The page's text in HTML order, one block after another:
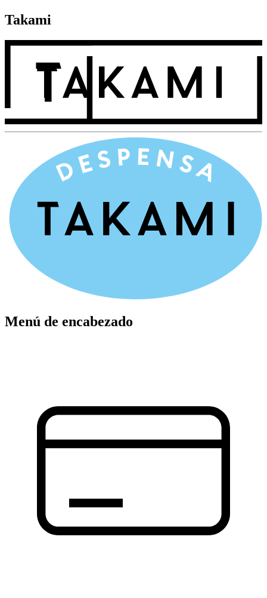
Takami
Menú de encabezado